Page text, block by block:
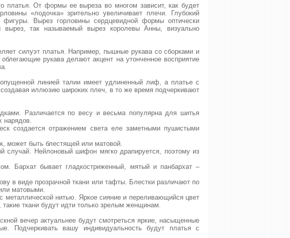
платья. От формы ее выреза во многом зависит, как будет
«лодочка» зрительно увеличивает плечи. Глубокий
Вырез горловины сердцевидной формы оптически
так называемый вырез королевы Анны, визуально
силуэт платья. Например, пышные рукава со сборками и
рукава делают акцент на утонченное восприятие
линией талии имеет удлиненный лиф, а платье с
иллюзию широких плеч, в то же время подчеркивают
Различается по весу и весьма популярна для шитья
нарядов.
создается отражением света еле заметными пушистыми
может быть блестящей или матовой.
случай. Нейлоновый шифон мягко драпируется, поэтому из
Бархат бывает гладкостриженный, мятый и панбархат –
в виде прозрачной ткани или тафты. Блестки различают по
матовыми.
металлической нитью. Яркое сияние и переливающийся цвет
ткани будут идти только зрелым женщинам.
вечер актуальнее будут смотреться яркие, насыщенные
Подчеркивать вашу индивидуальность будут платья с